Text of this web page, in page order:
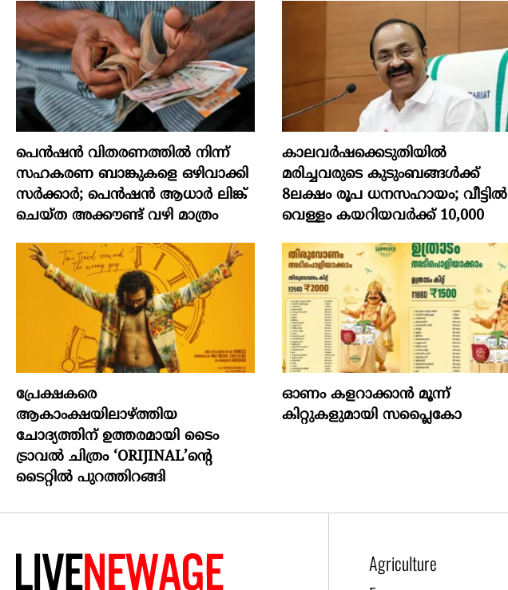
പെൻഷൻ വിതരണത്തിൽ നിന്ന്
സഹകരണ ബാങ്കുകളെ ഒഴിവാക്കി
സർക്കാർ; പെൻഷൻ ആധാർ‌ ലിങ്ക്
ചെയ്ത അക്കൗണ്ട് വഴി മാത്രം
കാലവർഷക്കെടുതിയിൽ
മരിച്ചവരുടെ കുടുംബങ്ങൾക്ക്
8ലക്ഷം രൂപ ധനസഹായം; വീട്ടിൽ
വെള്ളം കയറിയവർക്ക് 10,000
പ്രേക്ഷകരെ
ആകാംക്ഷയിലാഴ്ത്തിയ
ചോദ്യത്തിന് ഉത്തരമായി ടൈം
ട്രാവൽ ചിത്രം ‘ORIJINAL’ന്റെ
ടൈറ്റിൽ പുറത്തിറങ്ങി
ഓണം കളറാക്കാന്‍ മൂന്ന്
കിറ്റുകളുമായി സപ്ലൈകോ
Agriculture